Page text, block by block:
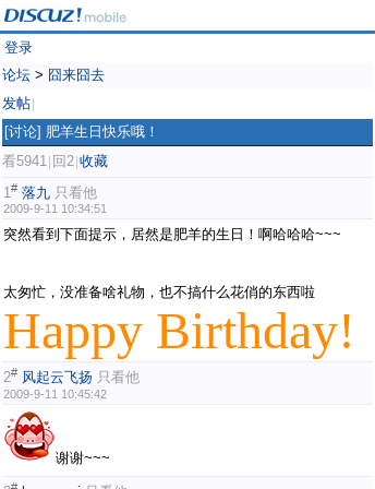
登录
论坛 > 囧来囧去
发帖
[讨论] 肥羊生日快乐哦！
看5941 回2 收藏
1# 落九 只看他
2009-9-11 10:34:51
突然看到下面提示，居然是肥羊的生日！啊哈哈哈~~~
太匆忙，没准备啥礼物，也不搞什么花俏的东西啦
: C/ ~" U/ [* Z$ U
Happy Birthday!
2# 风起云飞扬 只看他
2009-9-11 10:45:42
谢谢~~~